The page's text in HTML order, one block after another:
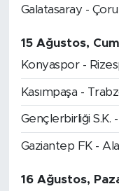
Kim
Galatasaray -
15 Ağustos,
Konyaspor -
Kasımpaşa -
Gençlerbirliği S.K.
Gaziantep FK -
16 Ağustos,